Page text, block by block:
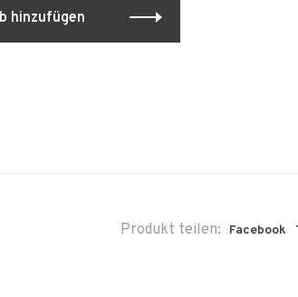
hinzufügen
Produkt teilen: Facebook